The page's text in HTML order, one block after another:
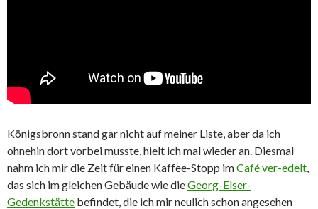
Königsbronn stand gar nicht auf meiner Liste, aber da ich
ohnehin dort vorbei musste, hielt ich mal wieder an. Diesmal
nahm ich mir die Zeit für einen Kaffee-Stopp imCafé ver-edelt,
das sich im gleichen Gebäude wie dieGeorg-Elser-
Gedenkstätte befindet, die ich mir neulich schon angesehen